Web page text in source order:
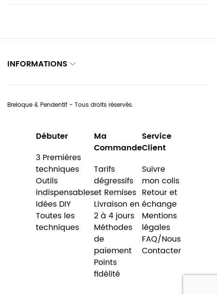
INFORMATIONS
Breloque & Pendentif - Tous droits réservés.
Débuter
3 Premières
techniques
Outils
indispensables
Idées DIY
Toutes les
techniques
Ma
Commande
Tarifs
dégressifs
et Remises
Livraison en
2 à 4 jours
Méthodes
de
paiement
Points
fidélité
Service
Client
Suivre
mon colis
Retour et
échange
Mentions
légales
FAQ/Nous
Contacter